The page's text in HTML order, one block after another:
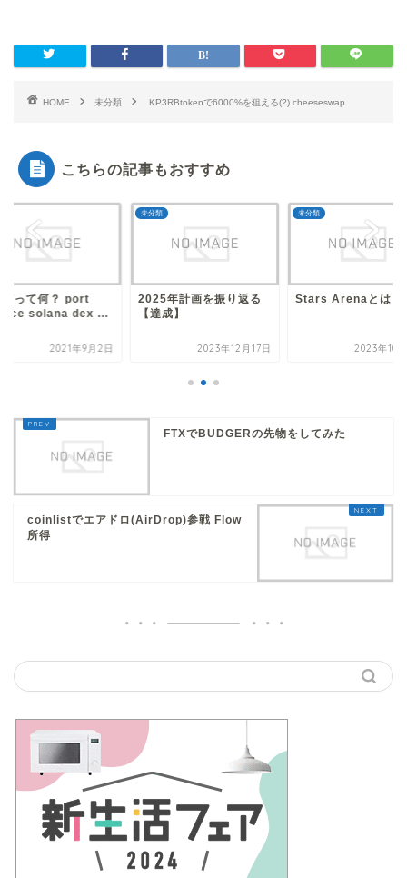
HOME 未分類 KP3RBtokenで6000%を狙える(?) cheeseswap
こちらの記事もおすすめ
って何？ port
solana dex ...
2021年9月2日
未分類
2025年計画を振り返る
【達成】
2023年12月17日
未分類
Stars Arenaとは？
2023年10
FTXでBUDGERの先物をしてみた
coinlistでエアドロ(AirDrop)参戦 Flow
所得